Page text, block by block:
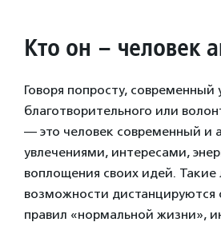
Кто он – человек
Говоря попросту, современный
благотворительного или
— это человек современный и
увлечениями, интересами,
воплощения своих идей.
возможности дистанцируются
правил «нормальной жизни»,